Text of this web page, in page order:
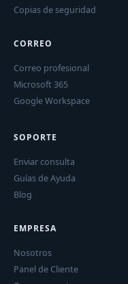
Copias de seguridad
CORREO
Correo profesional
Microsoft 365
Google Workspace
SOPORTE
Enviar consulta
Guías de Ayuda
Blog
EMPRESA
Nosotros
Panel de Cliente